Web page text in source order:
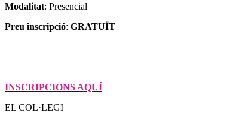
Modalitat: Presencial
Preu inscripció: GRATUÏT
INSCRIPCIONS AQUÍ
EL COL·LEGI